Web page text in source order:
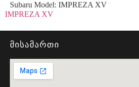
Subaru Model: IMPREZA XV
IMPREZA XV
მისამართი